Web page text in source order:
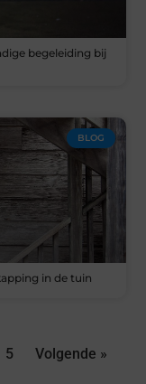
begeleiding bij
BLOG
in de tuin
5 Volgende »